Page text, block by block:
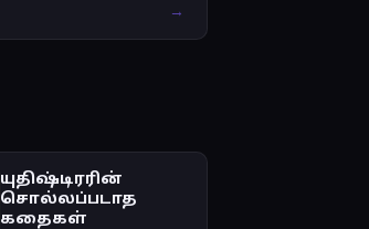
→
யுதிஷ்டிரரின்
சொல்லப்படாத
கதைகள்